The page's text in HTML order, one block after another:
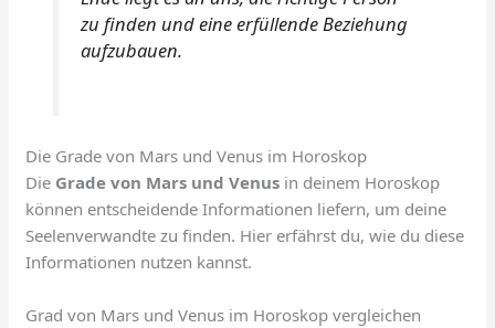
zu finden und eine erfüllende Beziehung
aufzubauen.
Die Grade von Mars und Venus im Horoskop
Die Grade von Mars und Venus in deinem Horoskop
können entscheidende Informationen liefern, um deine
Seelenverwandte zu finden. Hier erfährst du, wie du diese
Informationen nutzen kannst.
Grad von Mars und Venus im Horoskop vergleichen